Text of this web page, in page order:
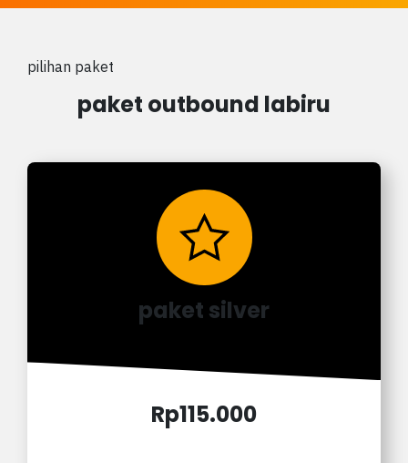
pilihan paket
paket outbound labiru
paket silver
Rp115.000